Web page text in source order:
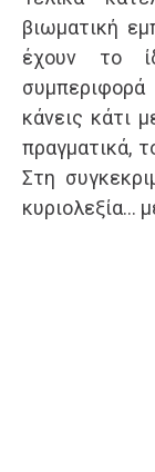
βιωματική
έχουν το
κάνεις κάτι
πραγματικά,
Στη
κυριολεξία…